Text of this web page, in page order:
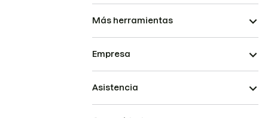
Más herramientas
Empresa
Asistencia